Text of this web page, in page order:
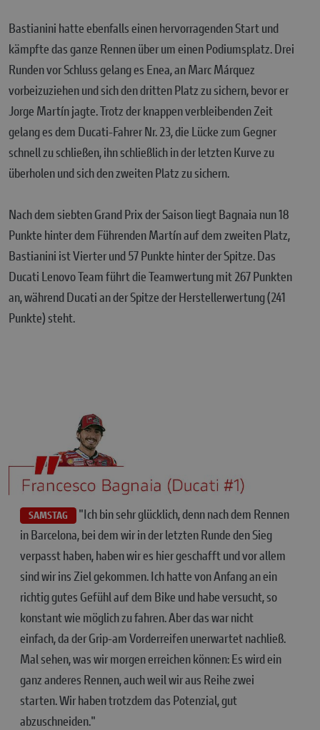
Bastianini hatte ebenfalls einen hervorragenden Start und
kämpfte das ganze Rennen über um einen Podiumsplatz. Drei
Runden vor Schluss gelang es Enea, an Marc Márquez
vorbeizuziehen und sich den dritten Platz zu sichern, bevor er
Jorge Martín jagte. Trotz der knappen verbleibenden Zeit
gelang es dem Ducati-Fahrer Nr. 23, die Lücke zum Gegner
schnell zu schließen, ihn schließlich in der letzten Kurve zu
überholen und sich den zweiten Platz zu sichern.
Nach dem siebten Grand Prix der Saison liegt Bagnaia nun 18
Punkte hinter dem Führenden Martín auf dem zweiten Platz,
Bastianini ist Vierter und 57 Punkte hinter der Spitze. Das
Ducati Lenovo Team führt die Teamwertung mit 267 Punkten
an, während Ducati an der Spitze der Herstellerwertung (241
Punkte) steht.
SAMSTAG
"Ich bin sehr glücklich, denn nach dem Rennen
in Barcelona, bei dem wir in der letzten Runde den Sieg
verpasst haben, haben wir es hier geschafft und vor allem
sind wir ins Ziel gekommen. Ich hatte von Anfang an ein
richtig gutes Gefühl auf dem Bike und habe versucht, so
konstant wie möglich zu fahren. Aber das war nicht
einfach, da der Grip-am Vorderreifen unerwartet nachließ.
Mal sehen, was wir morgen erreichen können: Es wird ein
ganz anderes Rennen, auch weil wir aus Reihe zwei
starten. Wir haben trotzdem das Potenzial, gut
abzuschneiden."